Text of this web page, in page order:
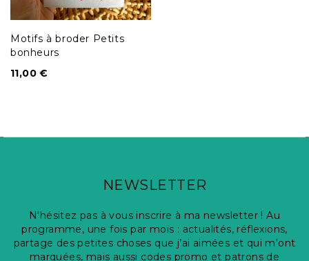
Motifs à broder Petits
bonheurs
11,00€
NEWSLETTER
N'hésitez pas à vous inscrire à ma newsletter ! Au
programme, une fois par mois : actualités, réflexions,
partage des petites choses que j’ai aimées et qui m'ont
marquées, mais aussi codes promo et patrons de